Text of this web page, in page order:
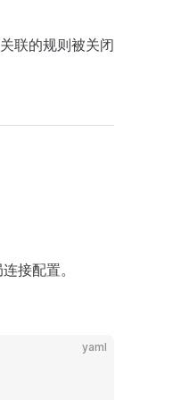
联的规则被关闭
接配置。
yaml